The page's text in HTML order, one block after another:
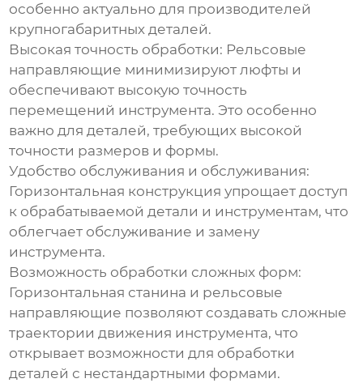
особенно актуально для производителей
крупногабаритных деталей.
Высокая точность обработки: Рельсовые
направляющие минимизируют люфты и
обеспечивают высокую точность
перемещений инструмента. Это особенно
важно для деталей, требующих высокой
точности размеров и формы.
Удобство обслуживания и обслуживания:
Горизонтальная конструкция упрощает доступ
к обрабатываемой детали и инструментам, что
облегчает обслуживание и замену
инструмента.
Возможность обработки сложных форм:
Горизонтальная станина и рельсовые
направляющие позволяют создавать сложные
траектории движения инструмента, что
открывает возможности для обработки
деталей с нестандартными формами.